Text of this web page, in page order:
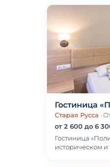
Гостиница
Старая Русса ·
от 2 600 до 6
Гостиница
историческом и